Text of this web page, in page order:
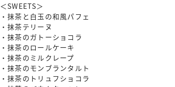
＜SWEETS＞
・抹茶と白玉の和風パフェ
・抹茶テリーヌ
・抹茶のガトーショコラ
・抹茶のロールケーキ
・抹茶のミルクレープ
・抹茶のモンブランタルト
・抹茶のトリュフショコラ